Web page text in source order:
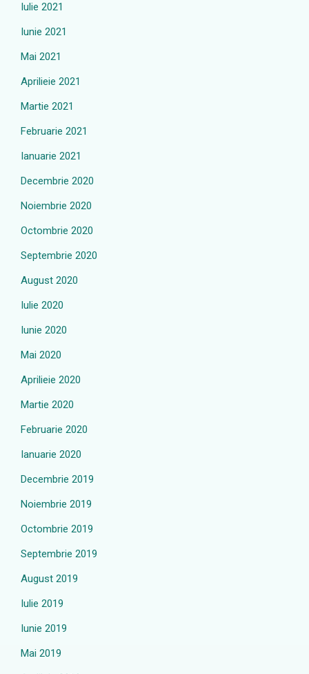
Iulie 2021
Iunie 2021
Mai 2021
Aprilieie 2021
Martie 2021
Februarie 2021
Ianuarie 2021
Decembrie 2020
Noiembrie 2020
Octombrie 2020
Septembrie 2020
August 2020
Iulie 2020
Iunie 2020
Mai 2020
Aprilieie 2020
Martie 2020
Februarie 2020
Ianuarie 2020
Decembrie 2019
Noiembrie 2019
Octombrie 2019
Septembrie 2019
August 2019
Iulie 2019
Iunie 2019
Mai 2019